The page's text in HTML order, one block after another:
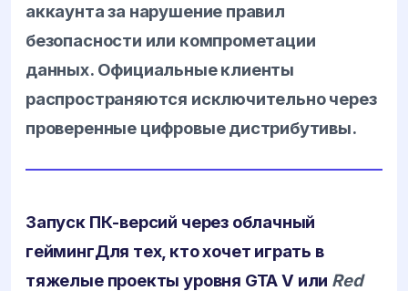
аккаунта за нарушение правил
безопасности или компрометации
данных. Официальные клиенты
распространяются исключительно через
проверенные цифровые дистрибутивы.
Запуск ПК-версий через облачный
геймингДля тех, кто хочет играть в
тяжелые проекты уровня GTA Vили Red